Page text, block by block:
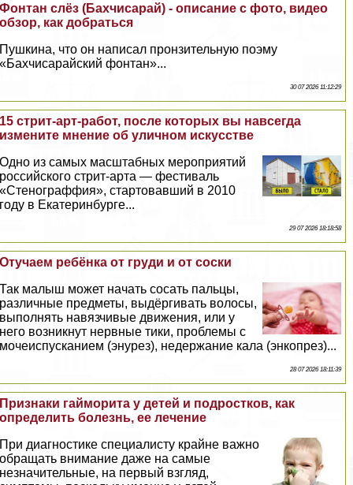
Фонтан слёз (Бахчисарай) - описание с фото, видео
обзор, как добраться
Пушкина, что он написал пронзительную поэму
«Бахчисарайский фонтан»...
30 07 2026 11:12:29
15 стрит-арт-работ, после которых вы навсегда
измените мнение об уличном искусстве
Одно из самых масштабных мероприятий
российского стрит-арта — фестиваль
«Стенограффия», стартовавший в 2010
году в Екатеринбурге...
29 07 2026 18:18:58
Отучаем ребёнка от гpyди и от соски
Так малыш может начать сосать пальцы,
различные предметы, выдёргивать волосы,
выполнять навязчивые движения, или у
него возникнут нервные тики, проблемы с
мочеиспусканием (энурез), недержание кала (энкопрез)...
28 07 2026 18:11:39
Признаки гайморита у детей и подростков, как
определить болезнь, ее лечение
При диагностике специалисту крайне важно
обращать внимание даже на самые
незначительные, на первый взгляд,